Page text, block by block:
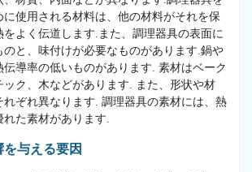
使用される材料は、他の材料がそれを保
よく伝道します.また、調理器具の表面に
のと、味付けが必要なものがあります.鍋や
導率の低いものがあります. 素材はベーク
ック、木などがあります. また、形状や材
れぞれ異なります. 調理器具の素材には、熱
た素材があります.
与える要因